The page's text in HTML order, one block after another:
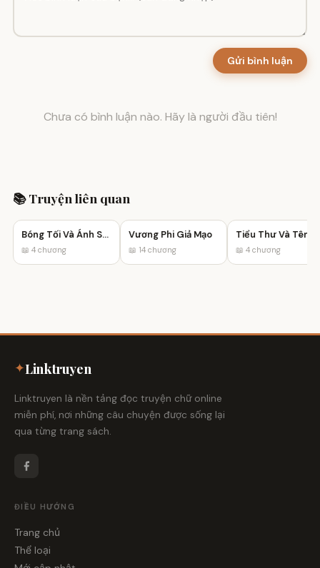
Gửi bình luận
Chưa có bình luận nào. Hãy là người đầu tiên!
📚 Truyện liên quan
Bóng Tối Và Ánh Sáng
📖 4 chương
Vương Phi Giả Mạo
📖 14 chương 📖 4 chương
✦Linktruyen
Linktruyen là nền tảng đọc truyện chữ online
miễn phí, nơi những câu chuyện được sống lại
qua từng trang sách.
ĐIỀU HƯỚNG
Trang chủ
Thể loại